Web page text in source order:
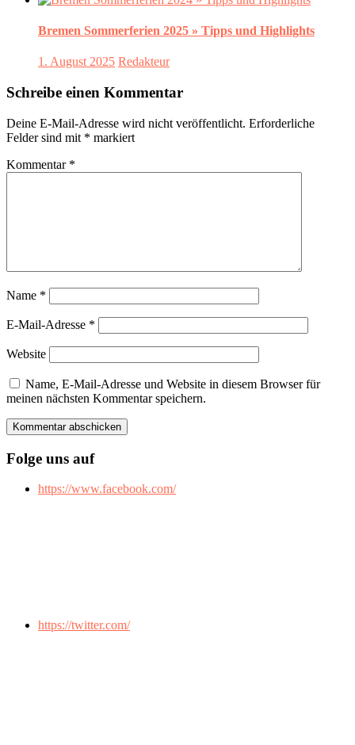
Bremen Sommerferien 2025 » Tipps und Highlights
1. August 2025 Redakteur
Schreibe einen Kommentar
Deine E-Mail-Adresse wird nicht veröffentlicht. Erforderliche
Felder sind mit * markiert
Kommentar *
Name *
E-Mail-Adresse *
Website
Name, E-Mail-Adresse und Website in diesem Browser für
meinen nächsten Kommentar speichern.
Folge uns auf
https://www.facebook.com/
https://twitter.com/